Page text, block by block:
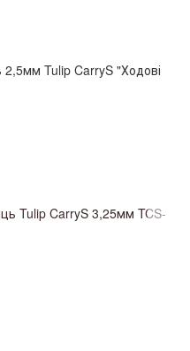
2,5мм Tulip CarryS "Ходові